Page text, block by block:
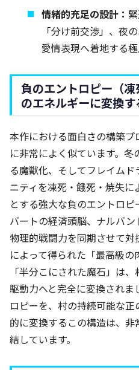
情緒的充足の設計：
「分け前交渉」、夜
愛情表現へ着地する極
負のエントロピー（
のエネルギーに変換す
本作における面白さの構築
に非常によく似ています。
る魔獣化、そしてフレイム
ニティを凍死・餓死・焼失に
とする強大な負のエントロ
バートの経済頭脳、ナルバ
物理的戦闘力を同期させて
によって得られた「最高級の
「半分こにされた魔石」は
駆動力へと完全に変換され
ロピーを、村の持続可能な
的に変換するこの構造は、
結しています。